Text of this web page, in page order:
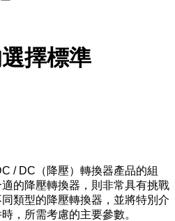
擇標準
/ DC（降壓）轉換器產品的組
的降壓轉換器，則非常具有挑戰
類型的降壓轉換器，並將特別介
，所需考慮的主要參數。